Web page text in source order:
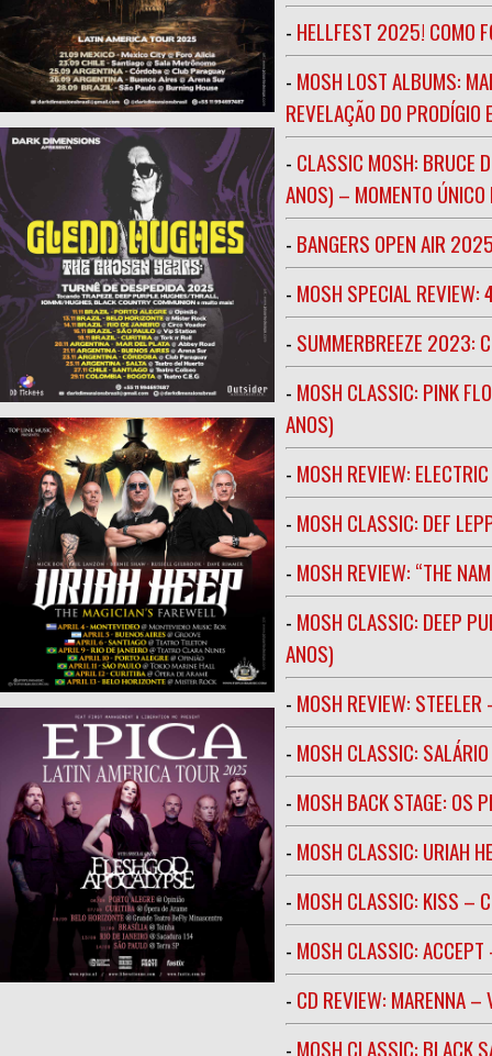
- HELLFEST 2025! COMO
- MOSH LOST ALBUMS:
REVELAÇÃO DO
- CLASSIC MOSH: BRUCE
ANOS) – MOMENTO ÚNICO
- BANGERS OPEN AIR
- MOSH SPECIAL REVIEW:
- SUMMERBREEZE 2023:
- MOSH CLASSIC: PINK
ANOS)
- MOSH REVIEW:
- MOSH CLASSIC: DEF
- MOSH REVIEW: “THE
- MOSH CLASSIC: DEEP
ANOS)
- MOSH REVIEW: STEELER
- MOSH CLASSIC:
- MOSH BACK STAGE: OS
- MOSH CLASSIC: URIAH
- MOSH CLASSIC: KISS –
- MOSH CLASSIC:
- CD REVIEW: MARENNA –
- MOSH CLASSIC: BLACK